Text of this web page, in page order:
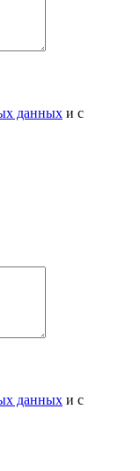
данных и с
данных и с